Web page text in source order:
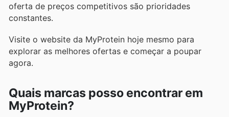
oferta de preços competitivos são prioridades
constantes.
Visite o website da MyProtein hoje mesmo para
explorar as melhores ofertas e começar a poupar
agora.
Quais marcas posso encontrar em
MyProtein?